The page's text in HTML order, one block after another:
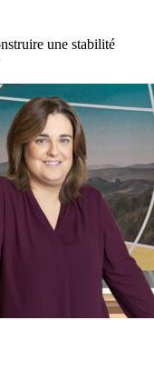
une stabilité